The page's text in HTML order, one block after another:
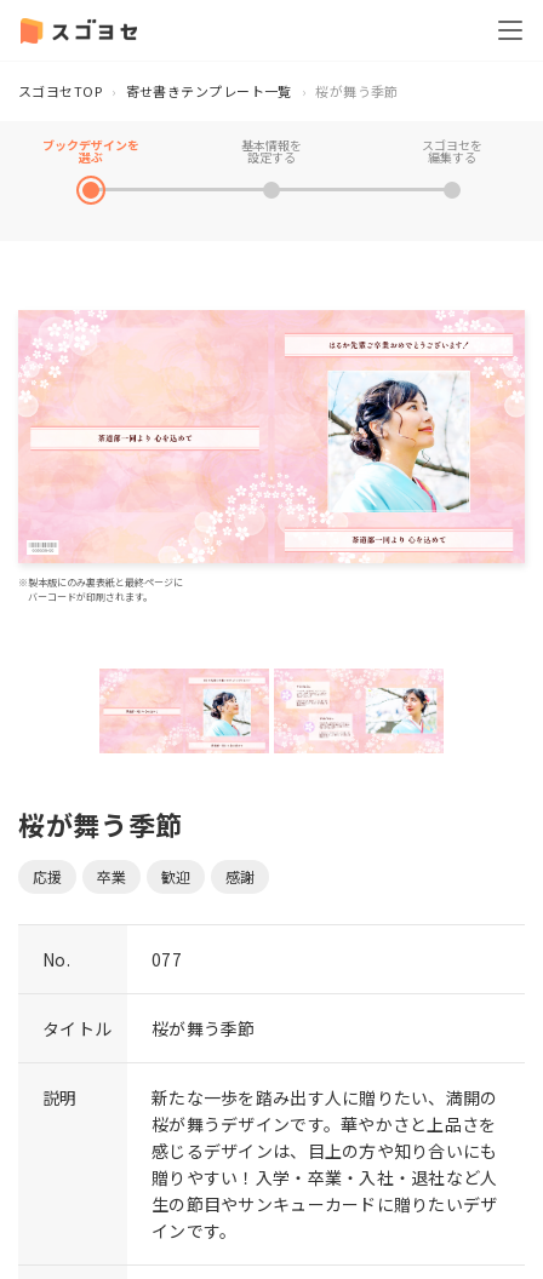
スゴヨセTOP 寄せ書きテンプレート一覧 桜が舞う季節
ブックデザインを
選ぶ
基本情報を
設定する
スゴヨセを
編集する
※製本版にのみ裏表紙と最終ページに
バーコードが印刷されます。
桜が舞う季節
応援 卒業 歓迎 感謝
No. 077
タイトル 桜が舞う季節
説明
新たな一歩を踏み出す人に贈りたい、満開の
桜が舞うデザインです。華やかさと上品さを
感じるデザインは、目上の方や知り合いにも
贈りやすい！入学・卒業・入社・退社など人
生の節目やサンキューカードに贈りたいデザ
インです。